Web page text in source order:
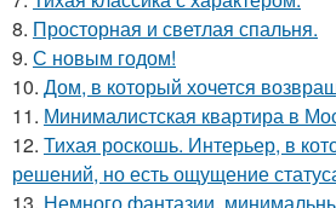
8. Просторная и светлая спальня.
9. С новым годом!
10. Дом, в который хочется
11. Минималистская квартира в
12. Тихая роскошь. Интерьер, в
решений, но есть ощущение